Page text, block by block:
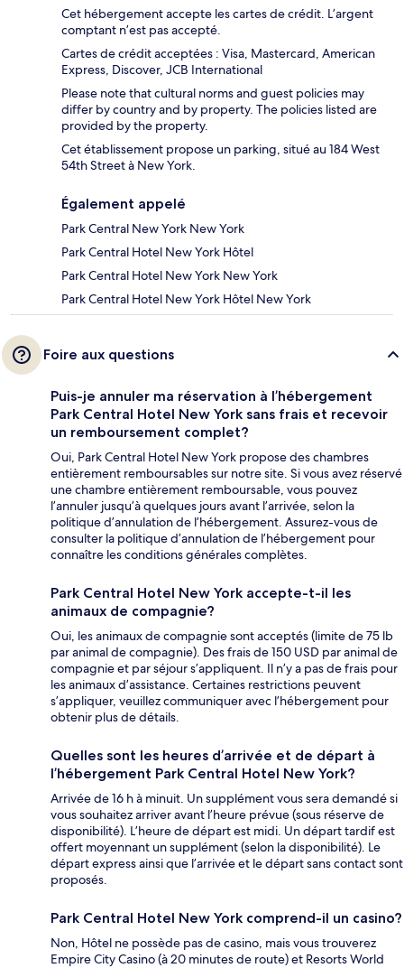
Cet hébergement accepte les cartes de crédit. L’argent
comptant n’est pas accepté.
Cartes de crédit acceptées : Visa, Mastercard, American
Express, Discover, JCB International
Please note that cultural norms and guest policies may
differ by country and by property. The policies listed are
provided by the property.
Cet établissement propose un parking, situé au 184 West
54th Street à New York.
Également appelé
Park Central New York New York
Park Central Hotel New York Hôtel
Park Central Hotel New York New York
Park Central Hotel New York Hôtel New York
Foire aux questions
Puis-je annuler ma réservation à l’hébergement
Park Central Hotel New York sans frais et recevoir
un remboursement complet?
Oui, Park Central Hotel New York propose des chambres
entièrement remboursables sur notre site. Si vous avez réservé
une chambre entièrement remboursable, vous pouvez
l’annuler jusqu’à quelques jours avant l’arrivée, selon la
politique d’annulation de l’hébergement. Assurez-vous de
consulter la politique d’annulation de l’hébergement pour
connaître les conditions générales complètes.
Park Central Hotel New York accepte-t-il les
animaux de compagnie?
Oui, les animaux de compagnie sont acceptés (limite de 75 lb
par animal de compagnie). Des frais de 150 USD par animal de
compagnie et par séjour s’appliquent. Il n’y a pas de frais pour
les animaux d’assistance. Certaines restrictions peuvent
s’appliquer, veuillez communiquer avec l’hébergement pour
obtenir plus de détails.
Quelles sont les heures d’arrivée et de départ à
l’hébergement Park Central Hotel New York?
Arrivée de 16 h à minuit. Un supplément vous sera demandé si
vous souhaitez arriver avant l’heure prévue (sous réserve de
disponibilité). L’heure de départ est midi. Un départ tardif est
offert moyennant un supplément (selon la disponibilité). Le
départ express ainsi que l’arrivée et le départ sans contact sont
proposés.
Park Central Hotel New York comprend-il un casino?
Non, Hôtel ne possède pas de casino, mais vous trouverez
Empire City Casino (à 20 minutes de route) et Resorts World